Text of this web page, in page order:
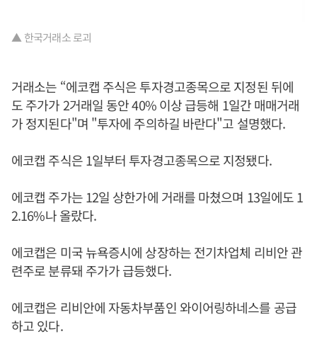
▲ 한국거래소 로괴
거래소는 “에코캡 주식은 투자경고종목으로 지정된 뒤에
도 주가가 2거래일 동안 40% 이상 급등해 1일간 매매거래
가 정지된다"며 "투자에 주의하길 바란다"고 설명했다.
에코캡 주식은 1일부터 투자경고종목으로 지정됐다.
에코캡 주가는 12일 상한가에 거래를 마쳤으며 13일에도 1
2.16%나 올랐다.
에코캡은 미국 뉴욕증시에 상장하는 전기차업체 리비안 관
련주로 분류돼 주가가 급등했다.
에코캡은 리비안에 자동차부품인 와이어링하네스를 공급
하고 있다.